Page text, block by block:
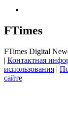
FTimes
FTimes Digital
| Контактная
использования |
сайте